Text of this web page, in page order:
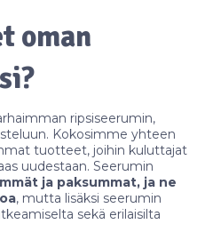
oman
ripsiseerumin,
Kokosimme yhteen
tuotteet, joihin kuluttajat
uudestaan. Seerumin
ja paksummat, ja ne
, mutta lisäksi seerumin
sekä erilaisilta